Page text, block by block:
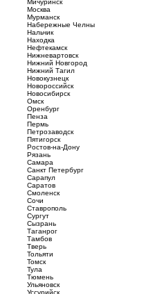
Мичуринск
Москва
Мурманск
Набережные Челны
Нальчик
Находка
Нефтекамск
Нижневартовск
Нижний Новгород
Нижний Тагил
Новокузнецк
Новороссийск
Новосибирск
Омск
Оренбург
Пенза
Пермь
Петрозаводск
Пятигорск
Ростов-на-Дону
Рязань
Самара
Санкт Петербург
Сарапул
Саратов
Смоленск
Сочи
Ставрополь
Сургут
Сызрань
Таганрог
Тамбов
Тверь
Тольяти
Томск
Тула
Тюмень
Ульяновск
Уссурийск